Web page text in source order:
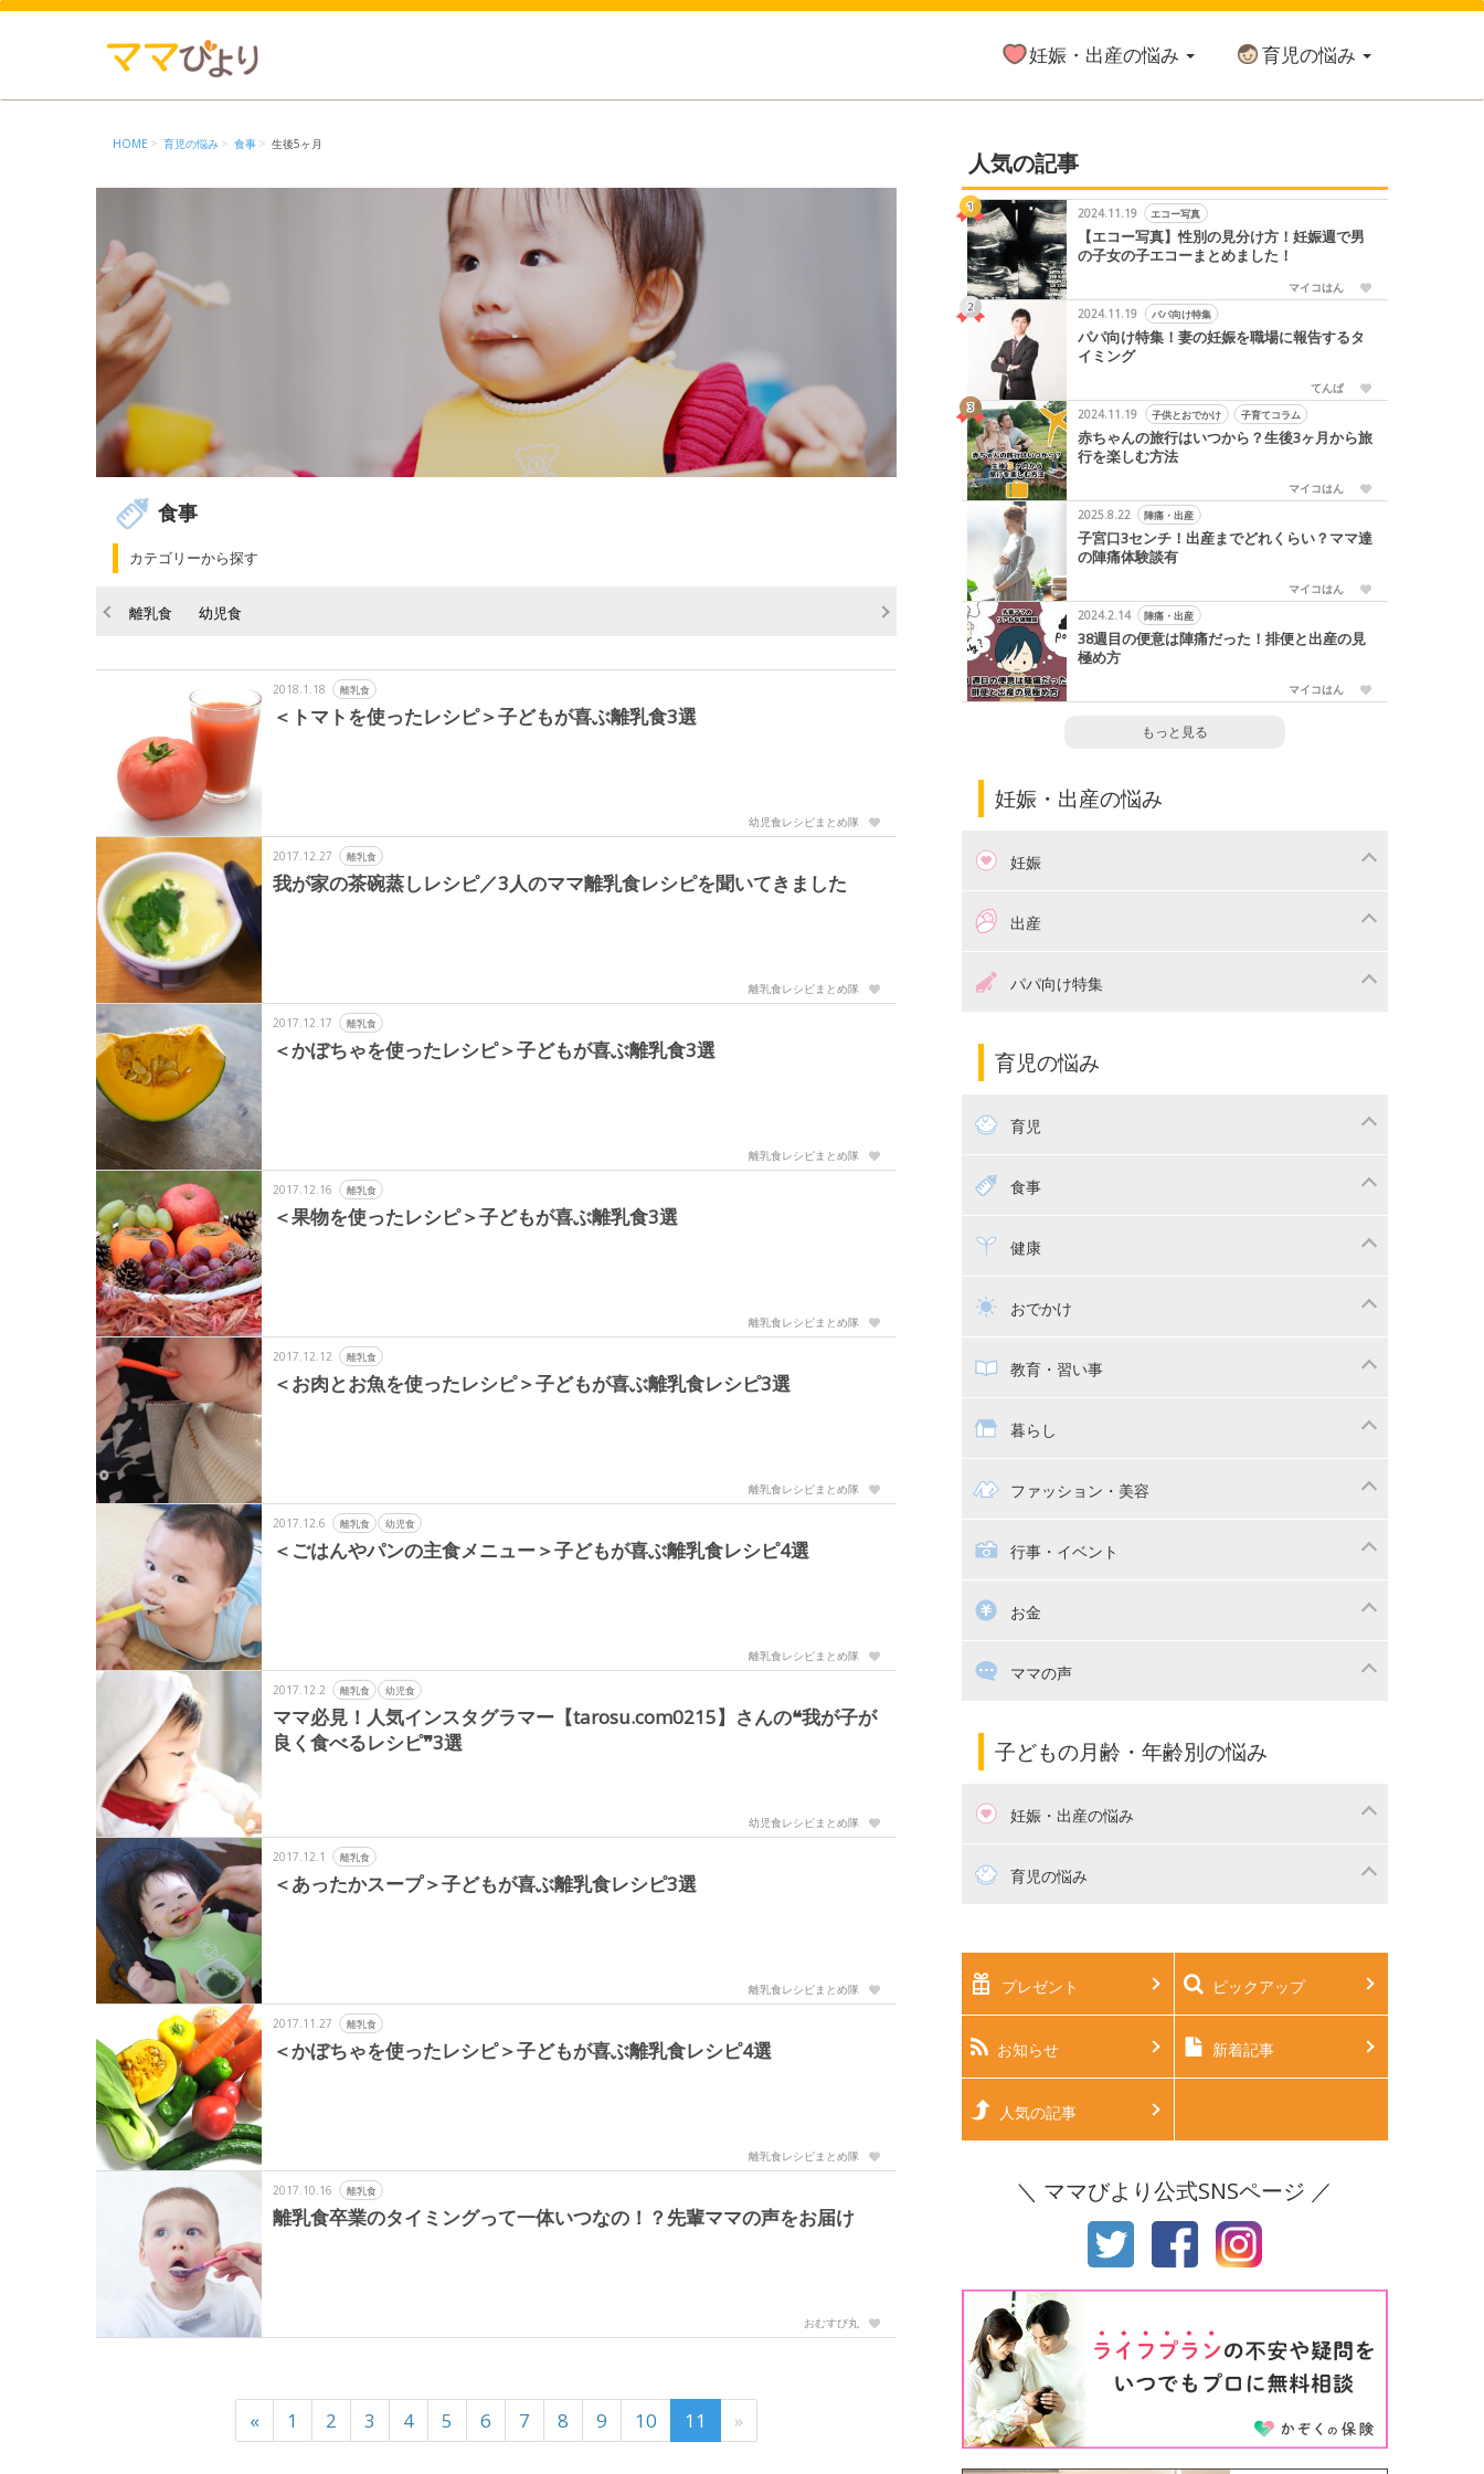
妊娠・出産の悩み 育児の悩み
HOME 育児の悩み 食事 生後5ヶ月
食事
カテゴリーから探す
離乳食 幼児食
2018.1.18 離乳食
＜トマトを使ったレシピ＞子どもが喜ぶ離乳食3選
幼児食レシピまとめ隊
2017.12.27 離乳食
我が家の茶碗蒸しレシピ／3人のママ離乳食レシピを聞いてきました
離乳食レシピまとめ隊
2017.12.17 離乳食
＜かぼちゃを使ったレシピ＞子どもが喜ぶ離乳食3選
離乳食レシピまとめ隊
2017.12.16 離乳食
＜果物を使ったレシピ＞子どもが喜ぶ離乳食3選
離乳食レシピまとめ隊
2017.12.12 離乳食
＜お肉とお魚を使ったレシピ＞子どもが喜ぶ離乳食レシピ3選
離乳食レシピまとめ隊
2017.12.6 離乳食 幼児食
＜ごはんやパンの主食メニュー＞子どもが喜ぶ離乳食レシピ4選
離乳食レシピまとめ隊
2017.12.2 離乳食 幼児食
ママ必見！人気インスタグラマー【tarosu.com0215】さんの❝我が子が
良く食べるレシピ❞3選
幼児食レシピまとめ隊
2017.12.1 離乳食
＜あったかスープ＞子どもが喜ぶ離乳食レシピ3選
離乳食レシピまとめ隊
2017.11.27 離乳食
＜かぼちゃを使ったレシピ＞子どもが喜ぶ離乳食レシピ4選
離乳食レシピまとめ隊
2017.10.16 離乳食
離乳食卒業のタイミングって一体いつなの！？先輩ママの声をお届け
おむすび丸
« 1 2 3 4 5 6 7 8 9 10 11 »
人気の記事
2024.11.19 エコー写真
【エコー写真】性別の見分け方！妊娠週で男
の子女の子エコーまとめました！
マイコはん
2024.11.19
パパ向け特集
パパ向け特集！妻の妊娠を職場に報告するタ
イミング
てんぱ
2024.11.19
子供とおでかけ 子育てコラム
赤ちゃんの旅行はいつから？生後3ヶ月から旅
行を楽しむ方法
マイコはん
2025.8.22
陣痛・出産
子宮口3センチ！出産までどれくらい？ママ達
の陣痛体験談有
マイコはん
2024.2.14
陣痛・出産
38週目の便意は陣痛だった！排便と出産の見
極め方
マイコはん
もっと見る
妊娠・出産の悩み
妊娠
つわり
妊娠中の食事
出産
出産準備パパ向け特集
パパ向け特集
育児の悩み
育児
赤ちゃんのお世話
寝かしつけ
トイトレ
食事
離乳食健康
乳幼児健診・予防接種
おでかけ
子供とおでかけ
抱っこ紐
教育・習い事
教育・習い事
幼稚園
絵本
暮らし
ママの日常
家族関係・夫婦関係
掃除
ファッション・美容
子供の服・ファッション
行事・イベント
漫画
出産祝い・内祝い
お金
住宅購入ママの声
子育てコラム
子どもの月齢・年齢別の悩み
妊娠・出産の悩み
妊活 育児の悩み
生後2ヶ月 生後3ヶ月
生後4ヶ月 生後5ヶ月
生後6ヶ月
生後11ヶ月
3才 4才
5才 6才
プレゼント ピックアップ
お知らせ 新着記事
人気の記事
＼ ママびより公式SNSページ ／